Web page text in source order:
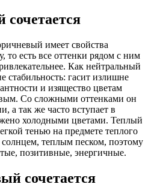
имеет свойства
то есть все оттенки рядом с ним
Как нейтральный
стабильность: гасит излишне
и изящество цветам
Со сложными оттенками он
а так же часто вступает в
холодными цветами. Теплый
тенью на предмете теплого
солнцем, теплым песком, поэтому
позитивные, энергичные.
сочетается